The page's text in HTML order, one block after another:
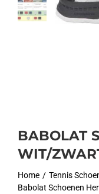
BABOLAT
WIT/
Home Tennis
Babolat Schoenen